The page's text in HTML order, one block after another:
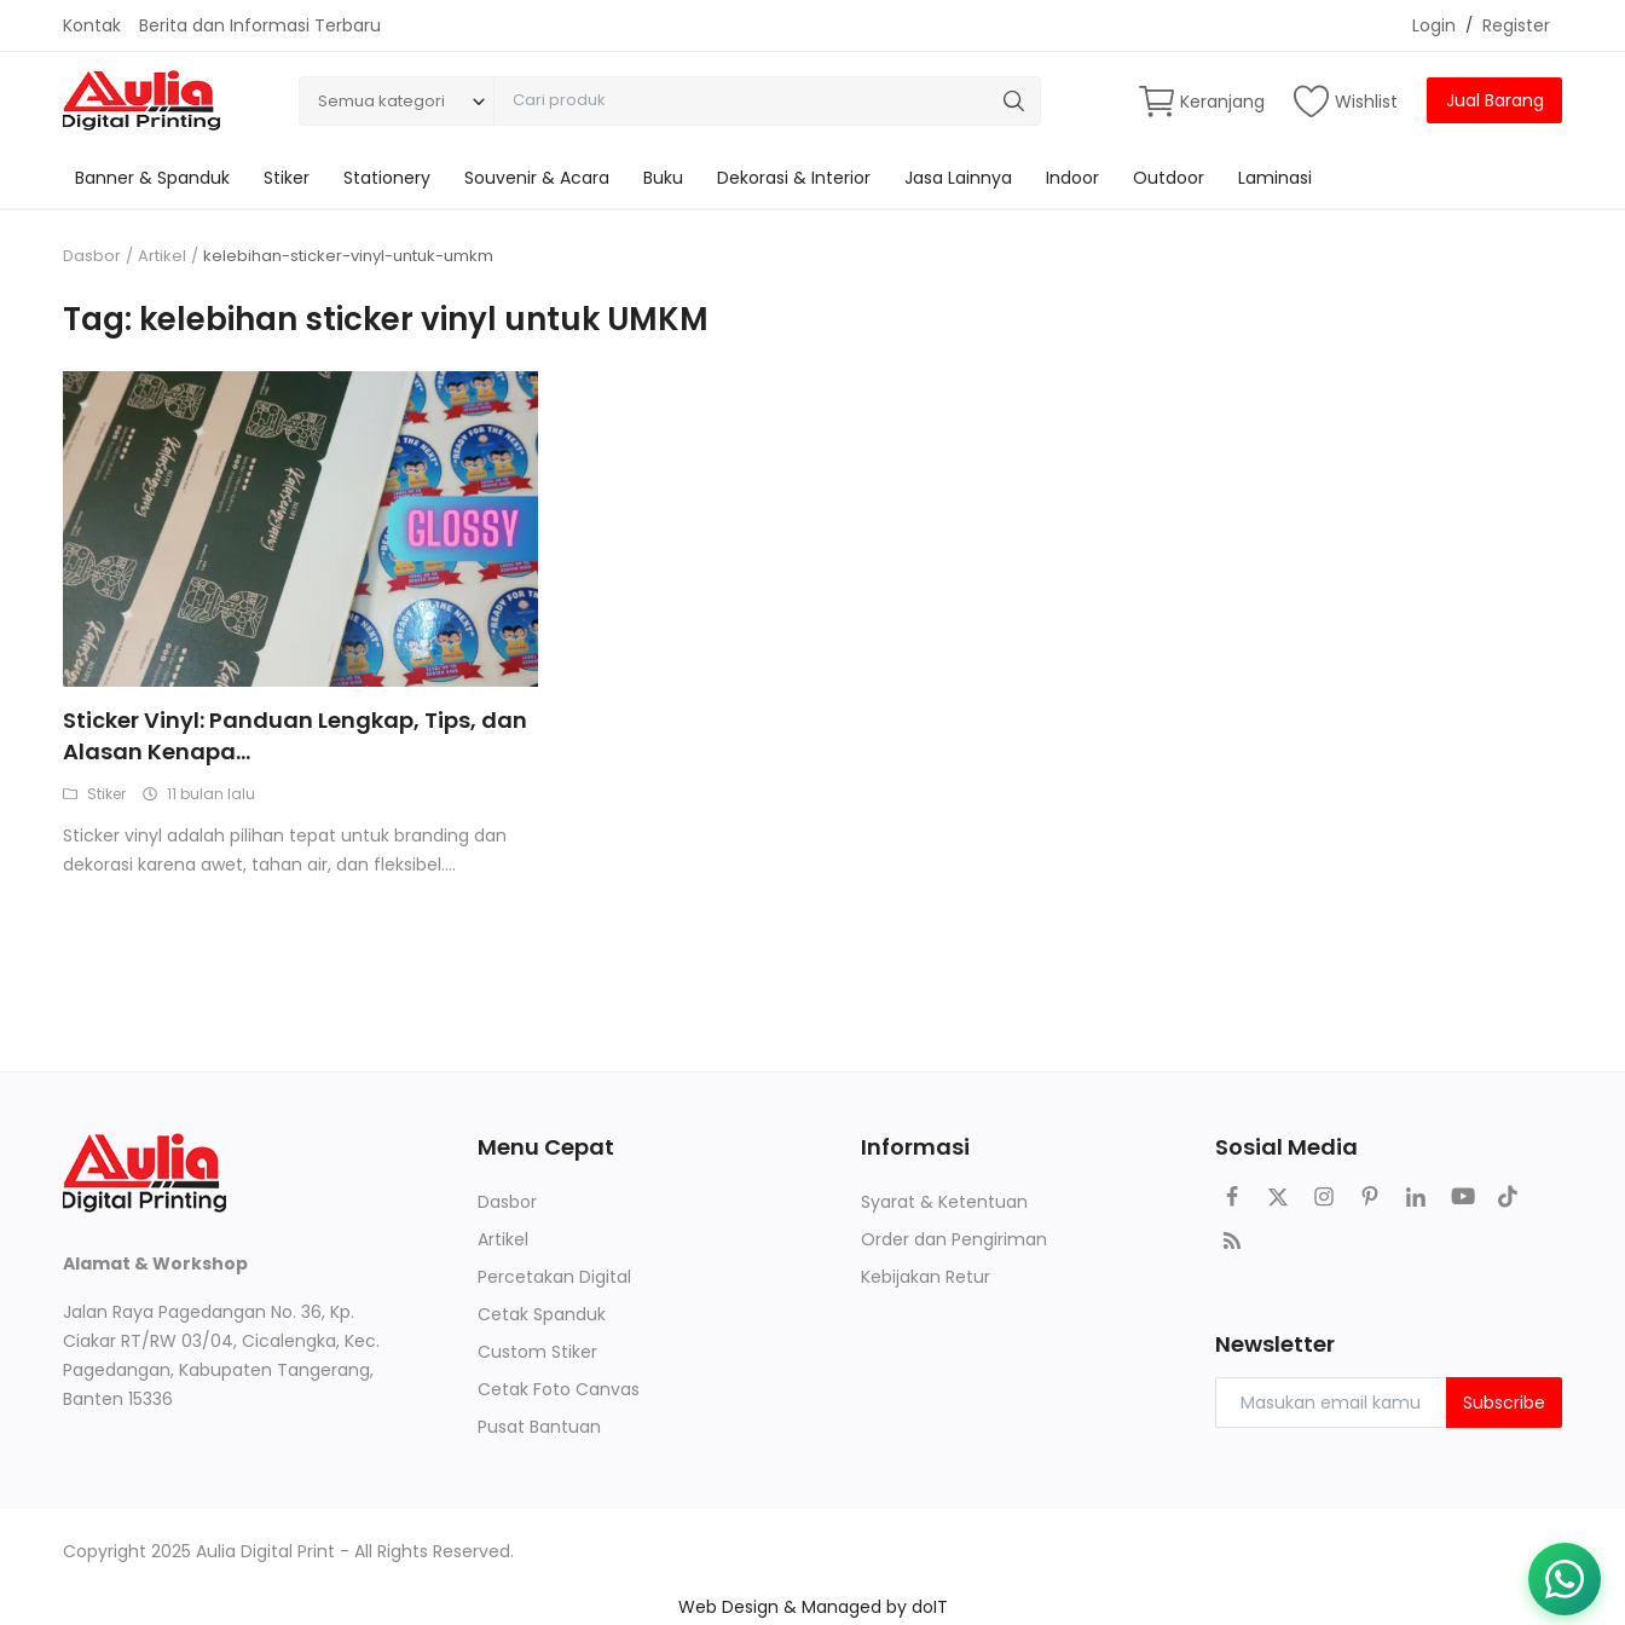
Kontak Berita dan Informasi Terbaru Login / Register
Semua kategori Keranjang Wishlist Jual Barang
Banner & Spanduk Stiker Stationery Souvenir & Acara Buku Dekorasi & Interior Jasa Lainnya Indoor Outdoor Laminasi
Dasbor Artikel kelebihan-sticker-vinyl-untuk-umkm
Tag: kelebihan sticker vinyl untuk UMKM
Sticker Vinyl: Panduan Lengkap, Tips, dan
Alasan Kenapa...
Stiker 11 bulan lalu
Sticker vinyl adalah pilihan tepat untuk branding dan
dekorasi karena awet, tahan air, dan fleksibel....
Alamat & Workshop
Jalan Raya Pagedangan No. 36, Kp.
Ciakar RT/RW 03/04, Cicalengka, Kec.
Pagedangan, Kabupaten Tangerang,
Banten 15336
Menu Cepat
Dasbor
Artikel
Percetakan Digital
Cetak Spanduk
Custom Stiker
Cetak Foto Canvas
Pusat Bantuan
Informasi
Syarat & Ketentuan
Order dan Pengiriman
Kebijakan Retur
Sosial Media
Newsletter
Subscribe
Copyright 2025 Aulia Digital Print - All Rights Reserved.
Web Design & Managed by doIT